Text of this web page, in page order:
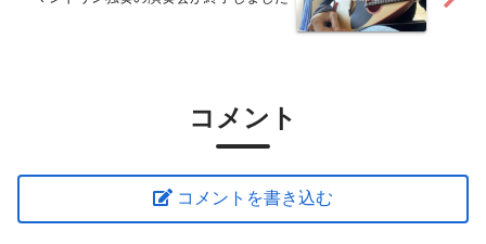
コメント
コメントを書き込む